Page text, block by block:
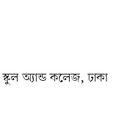
অ্যান্ড কলেজ, ঢাকা